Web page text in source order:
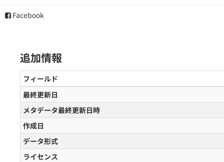
Facebook
追加情報
フィールド
最終更新日
メタデータ最終更新日時
作成日
データ形式
ライセンス